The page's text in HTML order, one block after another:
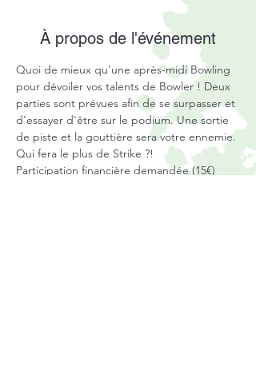
À propos de l'événement
Quoi de mieux qu'une après-midi Bowling
pour dévoiler vos talents de Bowler ! Deux
parties sont prévues afin de se surpasser et
d'essayer d'être sur le podium. Une sortie
de piste et la gouttière sera votre ennemie.
Qui fera le plus de Strike ?!
Participation financière demandée (15€)